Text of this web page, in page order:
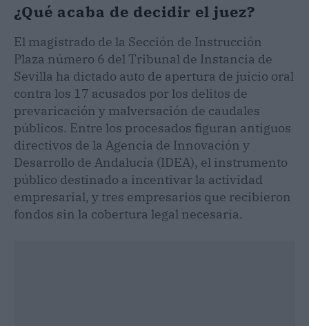
¿Qué acaba de decidir el juez?
El magistrado de la Sección de Instrucción
Plaza número 6 del Tribunal de Instancia de
Sevilla ha dictado auto de apertura de juicio oral
contra los 17 acusados por los delitos de
prevaricación y malversación de caudales
públicos. Entre los procesados figuran antiguos
directivos de la Agencia de Innovación y
Desarrollo de Andalucía (IDEA), el instrumento
público destinado a incentivar la actividad
empresarial, y tres empresarios que recibieron
fondos sin la cobertura legal necesaria.